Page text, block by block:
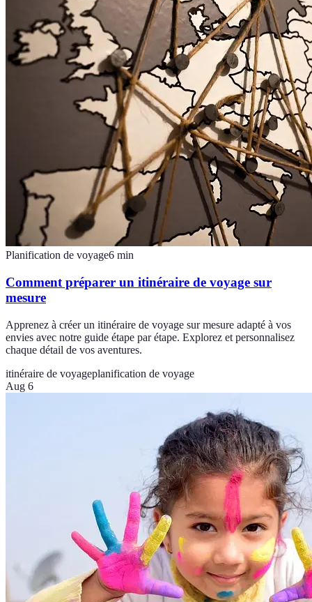
Planification de voyage6 min
Comment préparer un itinéraire de voyage sur
mesure
Apprenez à créer un itinéraire de voyage sur mesure adapté à vos
envies avec notre guide étape par étape. Explorez et personnalisez
chaque détail de vos aventures.
itinéraire de voyageplanification de voyage
Aug 6